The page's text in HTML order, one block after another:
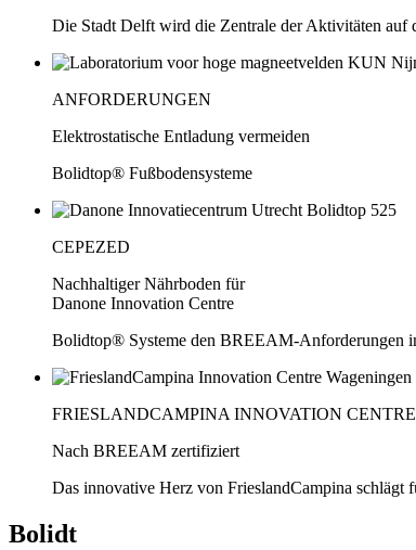
Die Stadt Delft wird die Zentrale der Aktivitäten auf
ANFORDERUNGEN
Elektrostatische Entladung vermeiden
Bolidtop® Fußbodensysteme
CEPEZED
Nachhaltiger Nährboden für
Danone Innovation Centre
Bolidtop® Systeme den BREEAM-Anforderungen
FRIESLANDCAMPINA INNOVATION CENTRE
Nach BREEAM zertifiziert
Das innovative Herz von FrieslandCampina schlägt
Bolidt